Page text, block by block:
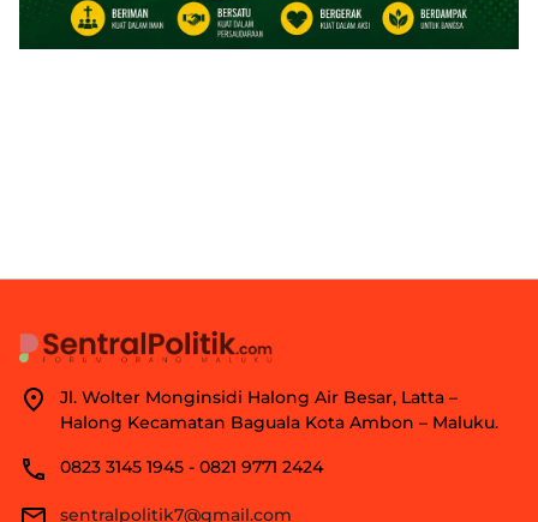
Jl. Wolter Monginsidi Halong Air Besar, Latta –
Halong Kecamatan Baguala Kota Ambon – Maluku.
0823 3145 1945 - 0821 9771 2424
sentralpolitik7@gmail.com